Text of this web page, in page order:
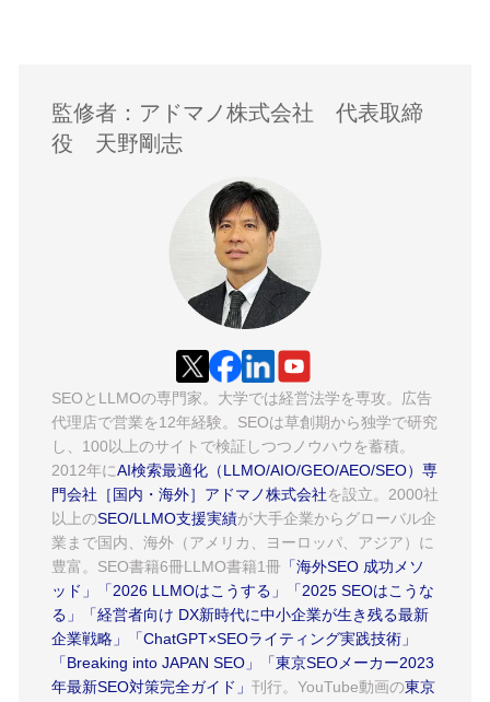
監修者：アドマノ株式会社 代表取締
役 天野剛志
SEOとLLMOの専門家。大学では経営法学を専攻。広告
代理店で営業を12年経験。SEOは草創期から独学で研究
し、100以上のサイトで検証しつつノウハウを蓄積。
2012年にAI検索最適化（LLMO/AIO/GEO/AEO/SEO）専
門会社［国内・海外］アドマノ株式会社を設立。2000社
以上のSEO/LLMO支援実績が大手企業からグローバル企
業まで国内、海外（アメリカ、ヨーロッパ、アジア）に
豊富。SEO書籍6冊LLMO書籍1冊 「海外SEO 成功メソ
ッド」
「2026 LLMOはこうする」
「2025 SEOはこうな
る」
「経営者向け DX新時代に中小企業が生き残る最新
企業戦略」
「ChatGPT×SEOライティング実践技術」
「Breaking into JAPAN SEO」
「東京SEOメーカー2023
年最新SEO対策完全ガイド」 刊行。YouTube動画の東京